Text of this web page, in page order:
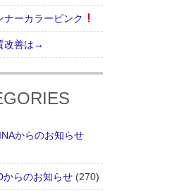
ナーカラーピンク
改善は→
からのお知らせ
からのお知らせ (270)